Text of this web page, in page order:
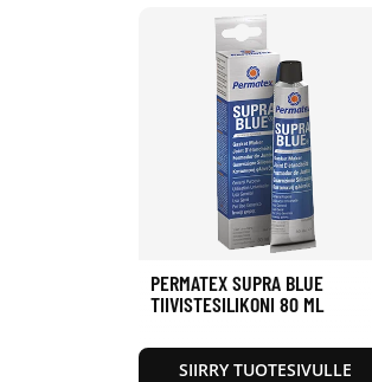
PERMATEX SUPRA BLUE
TIIVISTESILIKONI 80 ML
SIIRRY TUOTESIVULLE